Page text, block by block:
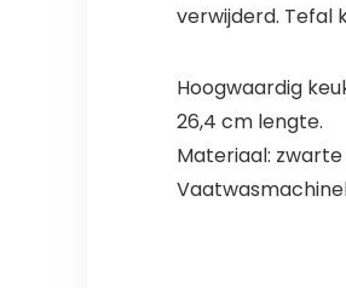
verwijderd. Tefal
Hoogwaardig
26,4 cm lengte.
Materiaal: